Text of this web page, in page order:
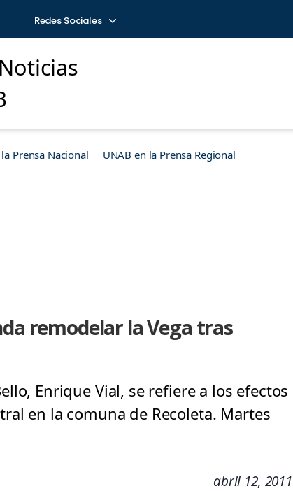
Redes Sociales
Prensa Nacional UNAB en la Prensa Regional
remodelar la Vega tras
Enrique Vial, se refiere a los efectos
en la comuna de Recoleta. Martes
abril 12, 2011